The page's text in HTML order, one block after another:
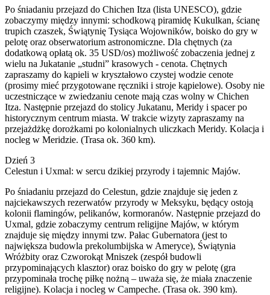
Po śniadaniu przejazd do Chichen Itza (lista UNESCO), gdzie
zobaczymy między innymi: schodkową piramidę Kukulkan, ścianę
trupich czaszek, Świątynię Tysiąca Wojowników, boisko do gry w
pelotę oraz obserwatorium astronomiczne. Dla chętnych (za
dodatkową opłatą ok. 35 USD/os) możliwość zobaczenia jednej z
wielu na Jukatanie „studni” krasowych - cenota. Chętnych
zapraszamy do kąpieli w kryształowo czystej wodzie cenote
(prosimy mieć przygotowane ręczniki i stroje kąpielowe). Osoby nie
uczestniczące w zwiedzaniu cenote mają czas wolny w Chichen
Itza. Następnie przejazd do stolicy Jukatanu, Meridy i spacer po
historycznym centrum miasta. W trakcie wizyty zapraszamy na
przejażdżkę dorożkami po kolonialnych uliczkach Meridy. Kolacja i
nocleg w Meridzie. (Trasa ok. 360 km).
Dzień 3
Celestun i Uxmal: w sercu dzikiej przyrody i tajemnic Majów.
Po śniadaniu przejazd do Celestun, gdzie znajduje się jeden z
najciekawszych rezerwatów przyrody w Meksyku, będący ostoją
kolonii flamingów, pelikanów, kormoranów. Następnie przejazd do
Uxmal, gdzie zobaczymy centrum religijne Majów, w którym
znajduje się między innymi tzw. Pałac Gubernatora (jest to
największa budowla prekolumbijska w Ameryce), Świątynia
Wróżbity oraz Czworokąt Mniszek (zespół budowli
przypominających klasztor) oraz boisko do gry w pelotę (gra
przypominała trochę piłkę nożną – uważa się, że miała znaczenie
religijne). Kolacja i nocleg w Campeche. (Trasa ok. 390 km).